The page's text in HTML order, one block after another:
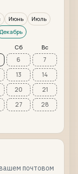
Июнь
Июль
Сб Вс
6
7
13
14
20
21
27
28
почтовом